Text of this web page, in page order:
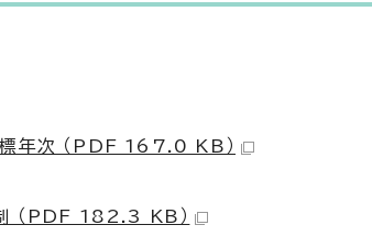
年次 （PDF 167.0 KB）
（PDF 182.3 KB）